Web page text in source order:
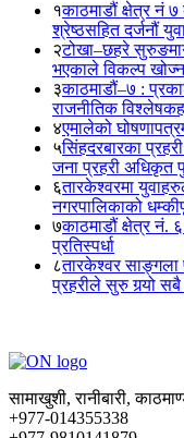
१काठमाडौं क्षेत्र नं
श्रेष्ठसहित दर्जनौं
२टोखा–छहरे
भएकाले विकल्प
३काठमाडौं–७ :
राजनीतिक
४एमालेको
५सिंहदरबारका
जना प्रहरी अधिकृत
६तारकेश्वरमा
नगरपालिकाको
७काठमाडौं क्षेत्र नं.
प्रतिस्पर्धा
८तारकेश्वर साङ्गला
प्रहरीले सुरु गर्‍यो
सामाखुशी, रानीबारी,
+977-014355338